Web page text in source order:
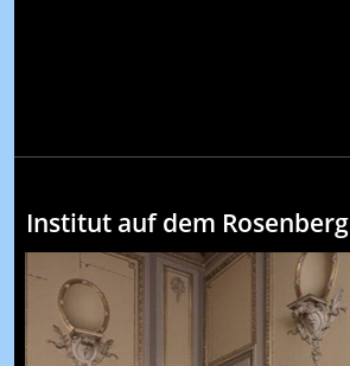
Institut auf dem Rosenberg